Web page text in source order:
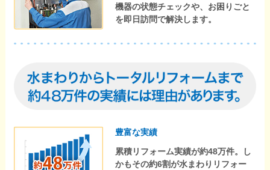
機器の状態チェックや、お困りごと
を即日訪問で解決します。
豊富な実績
累積リフォーム実績が約48万件。し
かもその約6割が水まわりリフォー